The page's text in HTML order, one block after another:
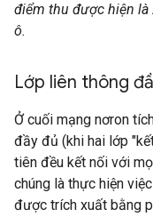
điểm thu được hiện
ô.
Lớp liên thông
Ở cuối mạng nơron
đầy đủ (khi hai lớp
tiên đều kết nối với
chúng là thực hiện
được trích xuất bằng